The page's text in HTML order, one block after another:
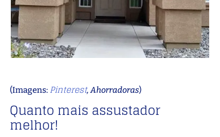
(Imagens: Pinterest, Ahorradoras)
Quanto mais assustador
melhor!